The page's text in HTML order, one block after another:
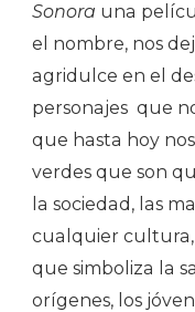
Sonora una
el nombre, nos
agridulce en el
personajes que
que hasta hoy
verdes que son
la sociedad, las
cualquier cultura,
que simboliza la
orígenes, los